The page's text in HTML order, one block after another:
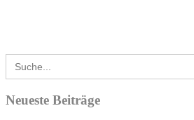
Search
for:
Neueste Beiträge